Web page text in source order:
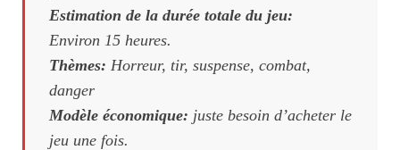
Estimation de la durée totale du jeu:
Environ 15 heures.
Thèmes: Horreur, tir, suspense, combat,
danger
Modèle économique: juste besoin d’acheter le
jeu une fois.